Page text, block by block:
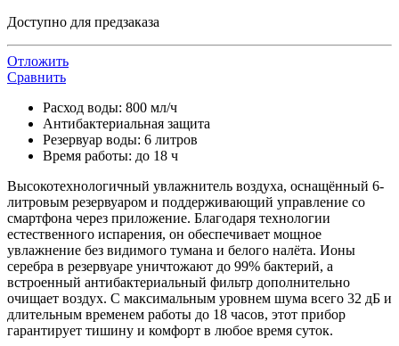
Доступно для предзаказа
Отложить
Сравнить
Расход воды: 800 мл/ч
Антибактериальная защита
Резервуар воды: 6 литров
Время работы: до 18 ч
Высокотехнологичный увлажнитель воздуха, оснащённый 6-
литровым резервуаром и поддерживающий управление со
смартфона через приложение. Благодаря технологии
естественного испарения, он обеспечивает мощное
увлажнение без видимого тумана и белого налёта. Ионы
серебра в резервуаре уничтожают до 99% бактерий, а
встроенный антибактериальный фильтр дополнительно
очищает воздух. С максимальным уровнем шума всего 32 дБ и
длительным временем работы до 18 часов, этот прибор
гарантирует тишину и комфорт в любое время суток.